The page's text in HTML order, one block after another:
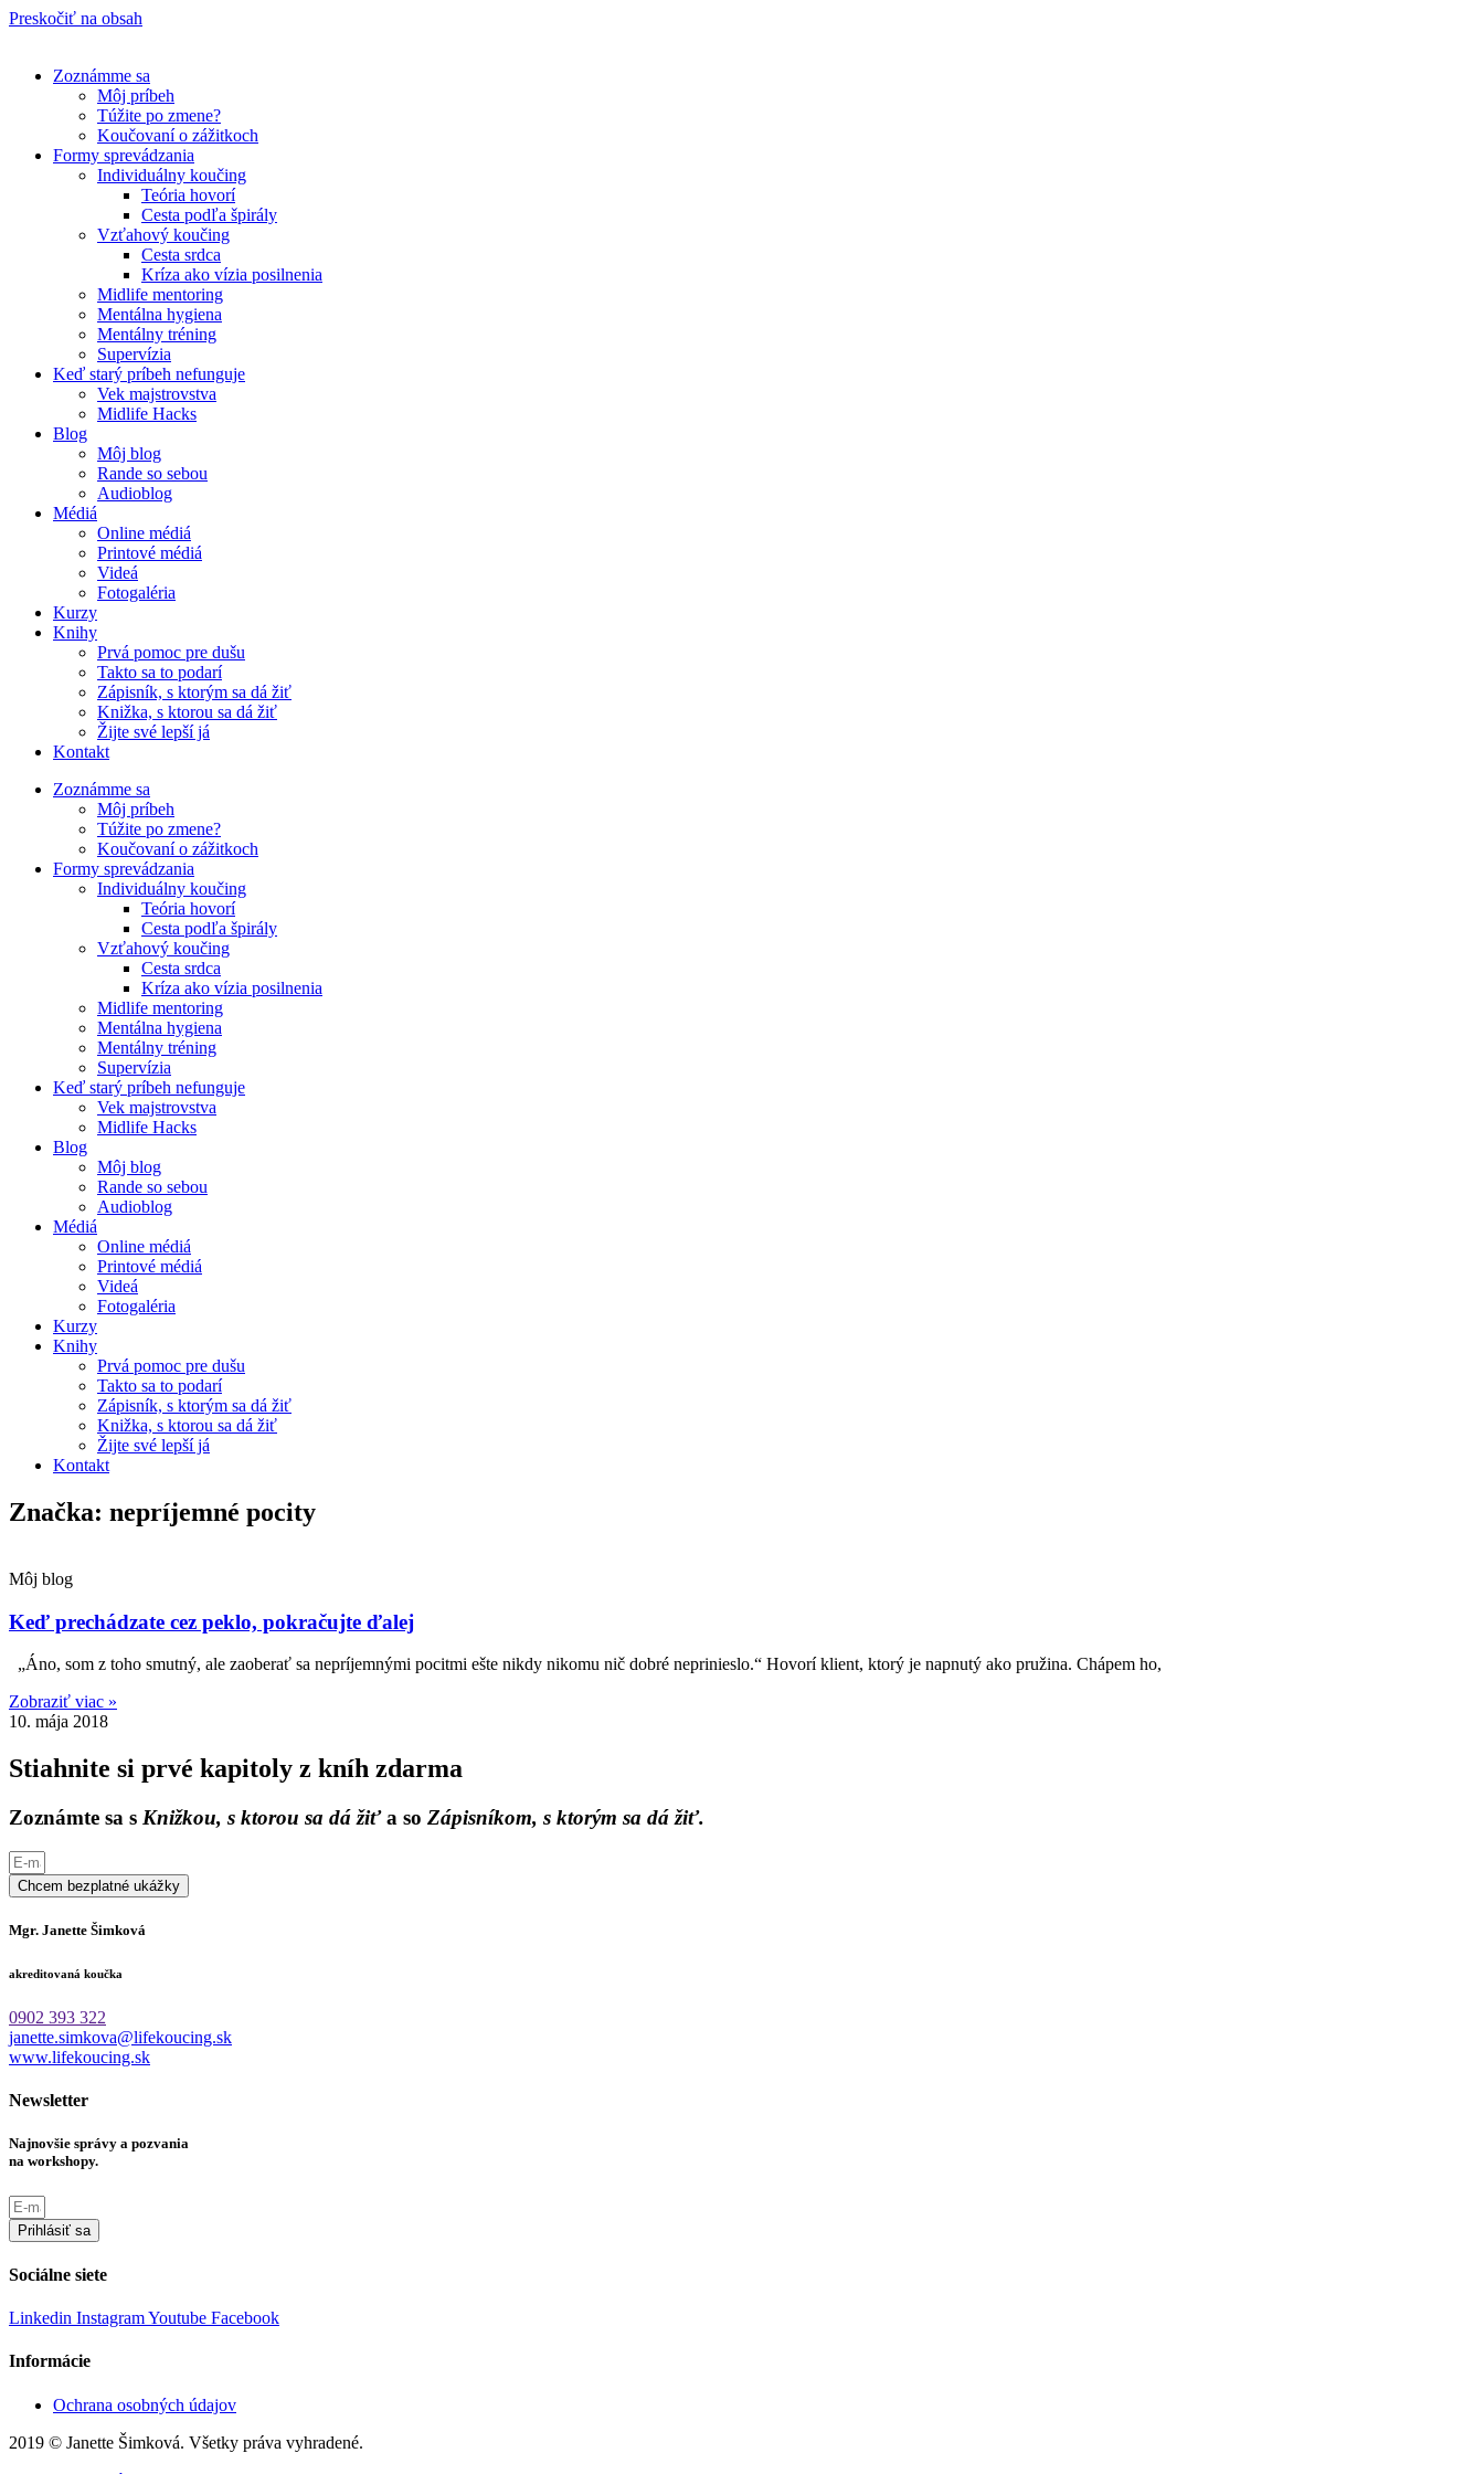
Preskočiť na obsah
Zoznámme sa
Môj príbeh
Túžite po zmene?
Koučovaní o zážitkoch
Formy sprevádzania
Individuálny koučing
Teória hovorí
Cesta podľa špirály
Vzťahový koučing
Cesta srdca
Kríza ako vízia posilnenia
Midlife mentoring
Mentálna hygiena
Mentálny tréning
Supervízia
Keď starý príbeh nefunguje
Vek majstrovstva
Midlife Hacks
Blog
Môj blog
Rande so sebou
Audioblog
Médiá
Online médiá
Printové médiá
Videá
Fotogaléria
Kurzy
Knihy
Prvá pomoc pre dušu
Takto sa to podarí
Zápisník, s ktorým sa dá žiť
Knižka, s ktorou sa dá žiť
Žijte své lepší já
Kontakt
Zoznámme sa
Môj príbeh
Túžite po zmene?
Koučovaní o zážitkoch
Formy sprevádzania
Individuálny koučing
Teória hovorí
Cesta podľa špirály
Vzťahový koučing
Cesta srdca
Kríza ako vízia posilnenia
Midlife mentoring
Mentálna hygiena
Mentálny tréning
Supervízia
Keď starý príbeh nefunguje
Vek majstrovstva
Midlife Hacks
Blog
Môj blog
Rande so sebou
Audioblog
Médiá
Online médiá
Printové médiá
Videá
Fotogaléria
Kurzy
Knihy
Prvá pomoc pre dušu
Takto sa to podarí
Zápisník, s ktorým sa dá žiť
Knižka, s ktorou sa dá žiť
Žijte své lepší já
Kontakt
Značka: nepríjemné pocity
Môj blog
Keď prechádzate cez peklo, pokračujte ďalej
„Áno, som z toho smutný, ale zaoberať sa nepríjemnými pocitmi ešte nikdy nikomu nič dobré neprinieslo.“ Hovorí klient, ktorý je napnutý ako pružina. Chápem ho,
Zobraziť viac »
10. mája 2018
Stiahnite si prvé kapitoly z kníh zdarma
Zoznámte sa s Knižkou, s ktorou sa dá žiťa so Zápisníkom, s ktorým sa dá žiť.
Chcem bezplatné ukážky
Mgr. Janette Šimková
akreditovaná koučka
0902 393 322
janette.simkova@lifekoucing.sk
www.lifekoucing.sk
Newsletter
Najnovšie správy a pozvania
na workshopy.
Prihlásiť sa
Sociálne siete
Linkedin InstagramYoutube Facebook
Informácie
Ochrana osobných údajov
2019 © Janette Šimková. Všetky práva vyhradené.